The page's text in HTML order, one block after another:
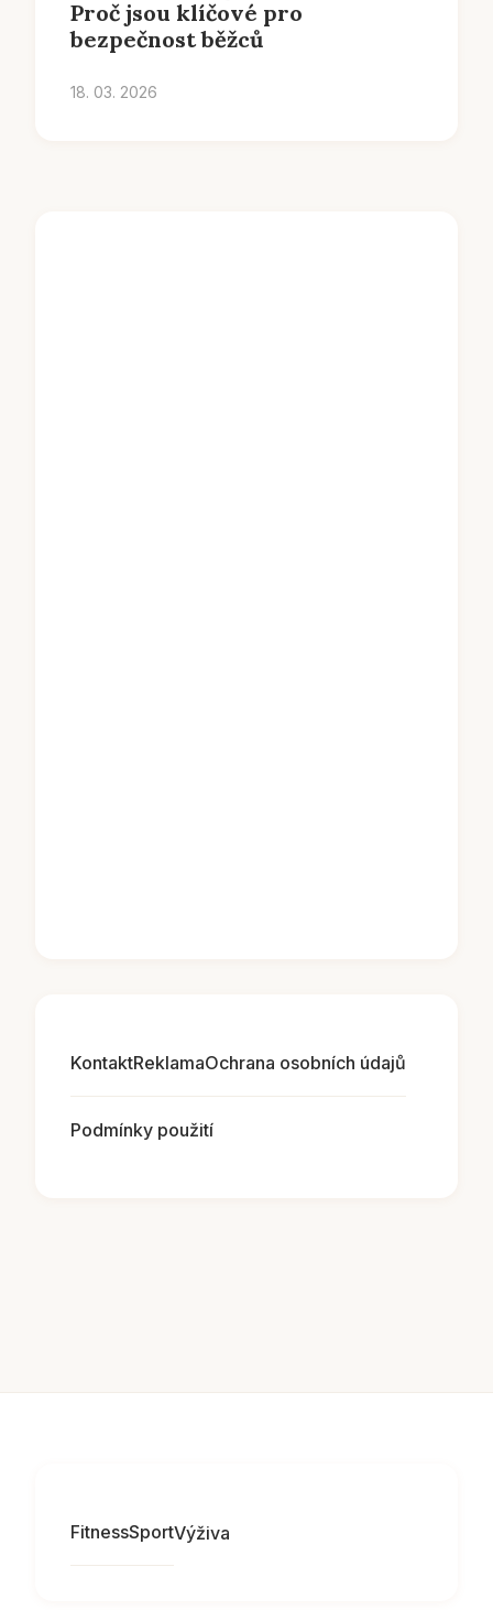
Proč jsou klíčové pro
bezpečnost běžců
18. 03. 2026
KontaktReklamaOchrana osobních údajů
Podmínky použití
FitnessSportVýživa